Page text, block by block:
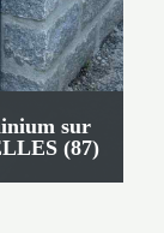
sur
(87)